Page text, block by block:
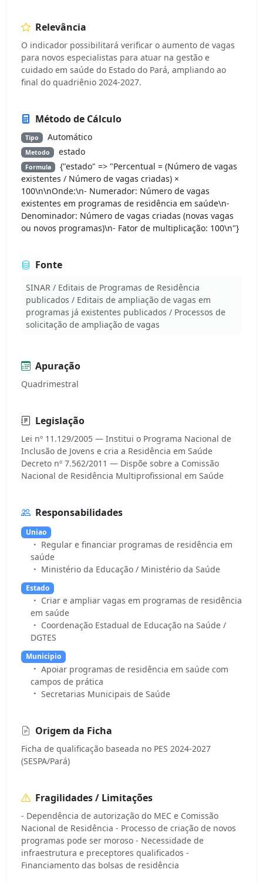
Relevância
O indicador possibilitará verificar o aumento de vagas
para novos especialistas para atuar na gestão e
cuidado em saúde do Estado do Pará, ampliando ao
final do quadriênio 2024-2027.
Método de Cálculo
Tipo Automático
Metodo estado
Formula
{"estado" => "Percentual = (Número de vagas
existentes / Número de vagas criadas) ×
100\n\nOnde:\n- Numerador: Número de vagas
existentes em programas de residência em saúde\n-
Denominador: Número de vagas criadas (novas vagas
ou novos programas)\n- Fator de multiplicação: 100\n"}
Fonte
SINAR / Editais de Programas de Residência
publicados / Editais de ampliação de vagas em
programas já existentes publicados / Processos de
solicitação de ampliação de vagas
Apuração
Quadrimestral
Legislação
Lei nº 11.129/2005 — Institui o Programa Nacional de
Inclusão de Jovens e cria a Residência em Saúde
Decreto nº 7.562/2011 — Dispõe sobre a Comissão
Responsabilidades
Uniao
Regular e financiar programas de residência em
saúde
Ministério da Educação / Ministério da Saúde
Estado
Criar e ampliar vagas em programas de residência
em saúde
Coordenação Estadual de Educação na Saúde /
DGTES
Municipio
Apoiar programas de residência em saúde com
campos de prática
Secretarias Municipais de Saúde
Origem da Ficha
Ficha de qualificação baseada no PES 2024-2027
(SESPA/Pará)
Fragilidades / Limitações
- Dependência de autorização do MEC e Comissão
Nacional de Residência - Processo de criação de novos
programas pode ser moroso - Necessidade de
infraestrutura e preceptores qualificados -
Financiamento das bolsas de residência